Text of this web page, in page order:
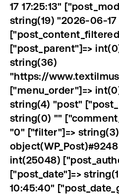
17 17:25:13"
string(19) "2026-06-17
["post_parent"]=>
string(36)
"https://
["menu_order"]=>
string(4) "post"
string(0) ""
"0" ["filter"]=> string(3)
int(25048)
["post_date"]=>
10:45:40"